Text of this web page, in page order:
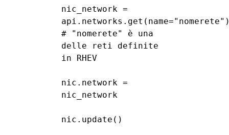
nic_network =
# "nomerete" è una
delle reti definite
in RHEV
nic.network =
nic_network
nic.update()